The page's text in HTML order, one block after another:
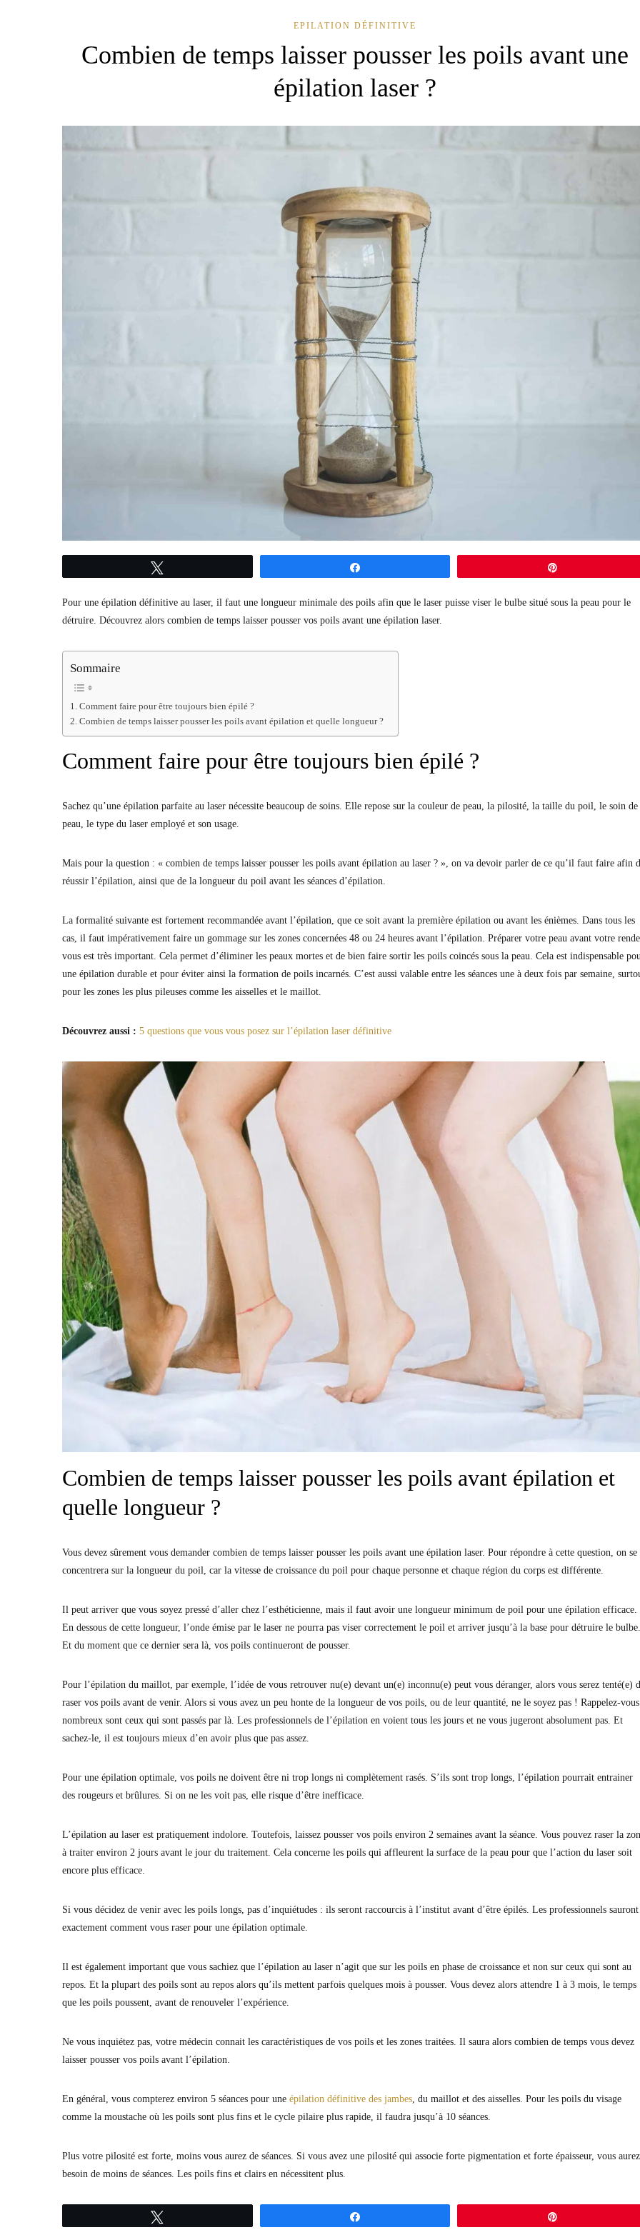
EPILATION DÉFINITIVE
Combien de temps laisser pousser les poils avant une
épilation laser ?
Pour une épilation définitive au laser, il faut une longueur minimale des poils afin que le laser puisse viser le bulbe situé sous la peau pour le
détruire. Découvrez alors combien de temps laisser pousser vos poils avant une épilation laser.
Sommaire
Comment faire pour être toujours bien épilé ?
Combien de temps laisser pousser les poils avant épilation et quelle longueur ?
Comment faire pour être toujours bien épilé ?
Sachez qu’une épilation parfaite au laser nécessite beaucoup de soins. Elle repose sur la couleur de peau, la pilosité, la taille du poil, le soin de
peau, le type du laser employé et son usage.
Mais pour la question : « combien de temps laisser pousser les poils avant épilation au laser ? », on va devoir parler de ce qu’il faut faire afin
réussir l’épilation, ainsi que de la longueur du poil avant les séances d’épilation.
La formalité suivante est fortement recommandée avant l’épilation, que ce soit avant la première épilation ou avant les énièmes. Dans tous les
cas, il faut impérativement faire un gommage sur les zones concernées 48 ou 24 heures avant l’épilation. Préparer votre peau avant votre
vous est très important. Cela permet d’éliminer les peaux mortes et de bien faire sortir les poils coincés sous la peau. Cela est indispensable
une épilation durable et pour éviter ainsi la formation de poils incarnés. C’est aussi valable entre les séances une à deux fois par semaine,
pour les zones les plus pileuses comme les aisselles et le maillot.
Découvrez aussi : 5 questions que vous vous posez sur l’épilation laser définitive
Combien de temps laisser pousser les poils avant épilation et
quelle longueur ?
Vous devez sûrement vous demander combien de temps laisser pousser les poils avant une épilation laser. Pour répondre à cette question, on se
concentrera sur la longueur du poil, car la vitesse de croissance du poil pour chaque personne et chaque région du corps est différente.
Il peut arriver que vous soyez pressé d’aller chez l’esthéticienne, mais il faut avoir une longueur minimum de poil pour une épilation efficace.
En dessous de cette longueur, l’onde émise par le laser ne pourra pas viser correctement le poil et arriver jusqu’à la base pour détruire le bulbe.
Et du moment que ce dernier sera là, vos poils continueront de pousser.
Pour l’épilation du maillot, par exemple, l’idée de vous retrouver nu(e) devant un(e) inconnu(e) peut vous déranger, alors vous serez tenté(e)
raser vos poils avant de venir. Alors si vous avez un peu honte de la longueur de vos poils, ou de leur quantité, ne le soyez pas ! Rappelez-
nombreux sont ceux qui sont passés par là. Les professionnels de l’épilation en voient tous les jours et ne vous jugeront absolument pas. Et
sachez-le, il est toujours mieux d’en avoir plus que pas assez.
Pour une épilation optimale, vos poils ne doivent être ni trop longs ni complètement rasés. S’ils sont trop longs, l’épilation pourrait entrainer
des rougeurs et brûlures. Si on ne les voit pas, elle risque d’être inefficace.
L’épilation au laser est pratiquement indolore. Toutefois, laissez pousser vos poils environ 2 semaines avant la séance. Vous pouvez raser la
à traiter environ 2 jours avant le jour du traitement. Cela concerne les poils qui affleurent la surface de la peau pour que l’action du laser soit
encore plus efficace.
Si vous décidez de venir avec les poils longs, pas d’inquiétudes : ils seront raccourcis à l’institut avant d’être épilés. Les professionnels sauront
exactement comment vous raser pour une épilation optimale.
Il est également important que vous sachiez que l’épilation au laser n’agit que sur les poils en phase de croissance et non sur ceux qui sont au
repos. Et la plupart des poils sont au repos alors qu’ils mettent parfois quelques mois à pousser. Vous devez alors attendre 1 à 3 mois, le temps
que les poils poussent, avant de renouveler l’expérience.
Ne vous inquiétez pas, votre médecin connait les caractéristiques de vos poils et les zones traitées. Il saura alors combien de temps vous devez
laisser pousser vos poils avant l’épilation.
En général, vous compterez environ 5 séances pour une épilation définitive des jambes, du maillot et des aisselles. Pour les poils du visage
comme la moustache où les poils sont plus fins et le cycle pilaire plus rapide, il faudra jusqu’à 10 séances.
Plus votre pilosité est forte, moins vous aurez de séances. Si vous avez une pilosité qui associe forte pigmentation et forte épaisseur, vous aurez
besoin de moins de séances. Les poils fins et clairs en nécessitent plus.